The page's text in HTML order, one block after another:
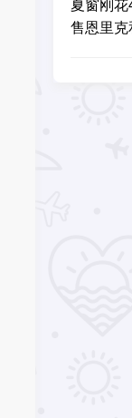
夏窗刚
售恩里克